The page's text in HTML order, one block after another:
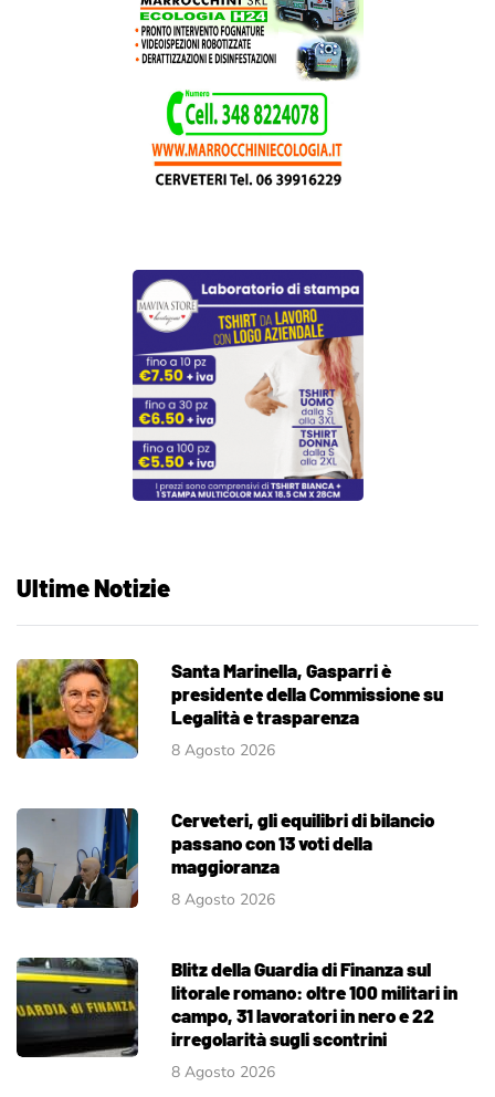
Ultime Notizie
Santa Marinella, Gasparri è
presidente della Commissione su
Legalità e trasparenza
8 Agosto 2026
Cerveteri, gli equilibri di bilancio
passano con 13 voti della
maggioranza
8 Agosto 2026
Blitz della Guardia di Finanza sul
litorale romano: oltre 100 militari in
campo, 31 lavoratori in nero e 22
irregolarità sugli scontrini
8 Agosto 2026